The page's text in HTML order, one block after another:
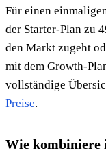
Für einen
der Starter-Plan zu
den Markt zugeht
mit dem Growth-
vollständige
Preise.
Wie kombiniere